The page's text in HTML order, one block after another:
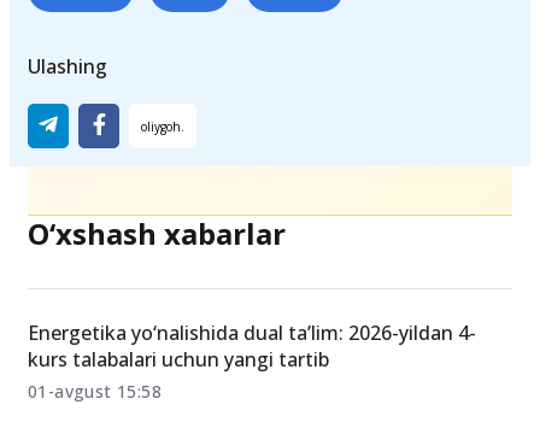
Ulashing
O‘xshash xabarlar
Energetika yo‘nalishida dual ta’lim: 2026-yildan 4-
kurs talabalari uchun yangi tartib
01-avgust 15:58